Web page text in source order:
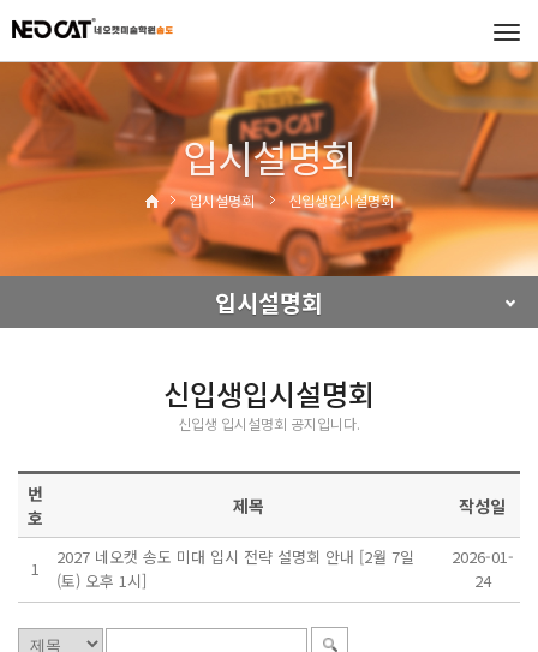
입시설명회
입시설명회 신입생입시설명회
입시설명회
신입생입시설명회
신입생 입시설명회 공지입니다.
번
호
제목 작성일
1
2027 네오캣 송도 미대 입시 전략 설명회 안내 [2월 7일
(토) 오후 1시]
2026-01-
24